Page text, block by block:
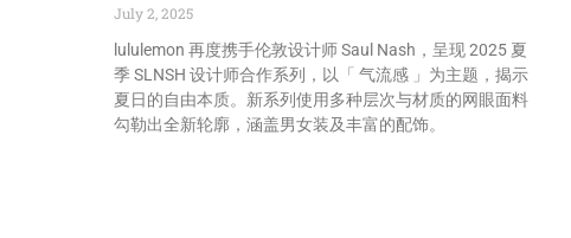
July 2, 2025
lululemon 再度携手伦敦设计师 Saul Nash，呈现 2025 夏
季 SLNSH 设计师合作系列，以「 气流感 」为主题，揭示
夏日的自由本质。新系列使用多种层次与材质的网眼面料
勾勒出全新轮廓，涵盖男女装及丰富的配饰。